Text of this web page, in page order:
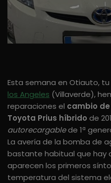
Esta semana en Otiauto, tu
los Angeles (Villaverde),
reparaciones el cambio
Toyota Prius híbrido de
autorecargablede 1ª
La avería de la bomba de
bastante habitual que hay
aparecen los primeros
temperatura del sistema